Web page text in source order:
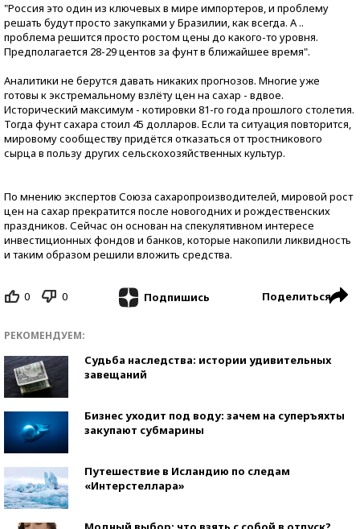
"Россия это один из ключевых в мире импортеров, и проблему
решать будут просто закупками у Бразилии, как всегда. А ..
проблема решится просто ростом цены до какого-то уровня.
Предполагается 28-29 центов за фунт в ближайшее время".
Аналитики не берутся давать никаких прогнозов. Многие уже
готовы к экстремальному взлёту цен на сахар - вдвое.
Исторический максимум - котировки 81-го года прошлого столетия.
Тогда фунт сахара стоил 45 долларов. Если та ситуация повторится,
мировому сообществу придётся отказаться от тростникового
сырца в пользу других сельскохозяйственных культур.
По мнению экспертов Союза сахаропроизводителей, мировой рост
цен на сахар прекратится после новогодних и рождественских
праздников. Сейчас он основан на спекулятивном интересе
инвестиционных фондов и банков, которые накопили ликвидность
и таким образом решили вложить средства.
0 0 Подпишись Поделиться
РЕКОМЕНДУЕМ:
Судьба наследства: истории удивительных
завещаний
Бизнес уходит под воду: зачем на суперъяхты
закупают субмарины
Путешествие в Исландию по следам
«Интерстеллара»